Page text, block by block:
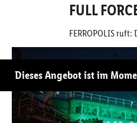
FULL
FERROPOLIS
Dieses Angebot ist im